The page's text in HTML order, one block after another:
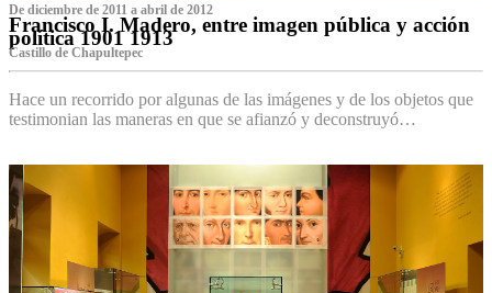
De diciembre de 2011 a abril de 2012
Francisco I. Madero, entre imagen pública y acción
política 1901 1913
Castillo de Chapultepec
Hace un recorrido por algunas de las imágenes y de los objetos que
testimonian las maneras en que se afianzó y deconstruyó…